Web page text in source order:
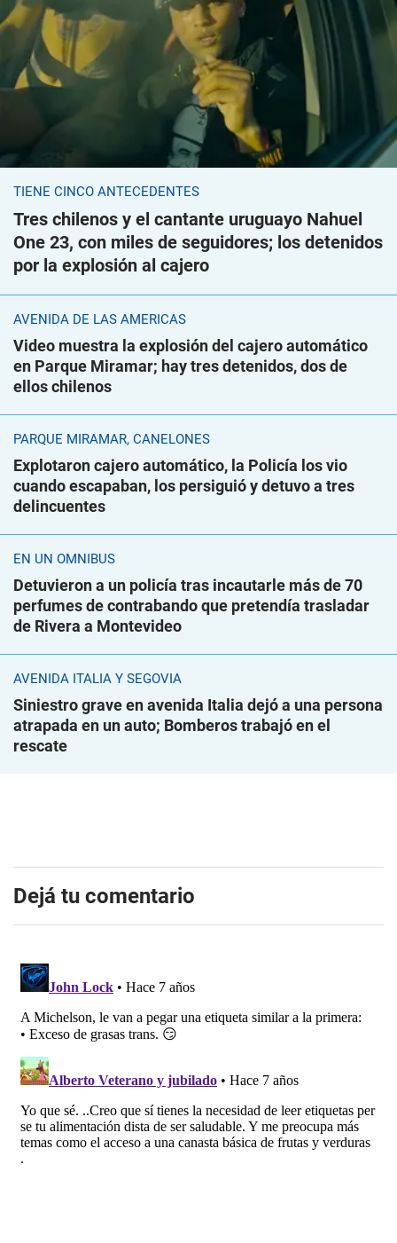
TIENE CINCO ANTECEDENTES
Tres chilenos y el cantante uruguayo Nahuel
One 23, con miles de seguidores; los detenidos
por la explosión al cajero
AVENIDA DE LAS AMÉRICAS
Video muestra la explosión del cajero automático
en Parque Miramar; hay tres detenidos, dos de
ellos chilenos
PARQUE MIRAMAR, CANELONES
Explotaron cajero automático, la Policía los vio
cuando escapaban, los persiguió y detuvo a tres
delincuentes
EN UN ÓMNIBUS
Detuvieron a un policía tras incautarle más de 70
perfumes de contrabando que pretendía trasladar
de Rivera a Montevideo
AVENIDA ITALIA Y SEGOVIA
Siniestro grave en avenida Italia dejó a una persona
atrapada en un auto; Bomberos trabajó en el
rescate
Dejá tu comentario